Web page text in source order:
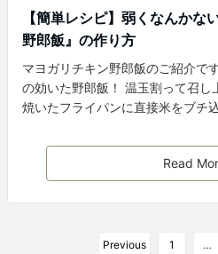
【簡単レシピ】弱くなんかな
野郎飯』の作り方
マヨガリチキン野郎飯のご紹介で
の効いた野郎飯！ 温玉割って召し
焼いたフライパンに直接米をブチ
Read
Previous 1 …